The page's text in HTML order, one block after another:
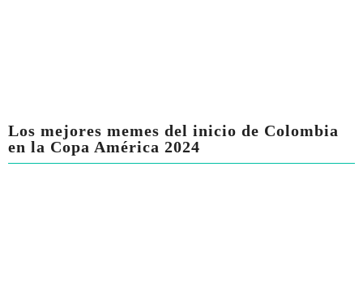
Los mejores memes del inicio de Colombia
en la Copa América 2024